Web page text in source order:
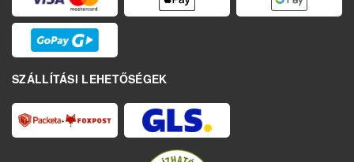
SZÁLLÍTÁSI LEHETŐSÉGEK